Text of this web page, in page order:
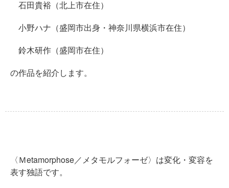
石田貴裕（北上市在住）
小野ハナ（盛岡市出身・神奈川県横浜市在住）
鈴木研作（盛岡市在住）
の作品を紹介します。
〈Ｍetamorphose／メタモルフォーゼ〉は変化・変容を
表す独語です。